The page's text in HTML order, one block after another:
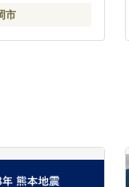
市